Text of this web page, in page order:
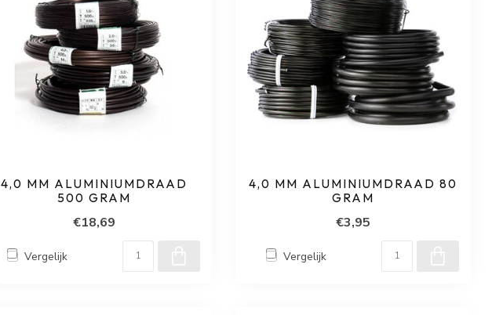
4,0 MM ALUMINIUMDRAAD
500 GRAM
€18,69
Vergelijk
4,0 MM ALUMINIUMDRAAD 80
GRAM
€3,95
Vergelijk